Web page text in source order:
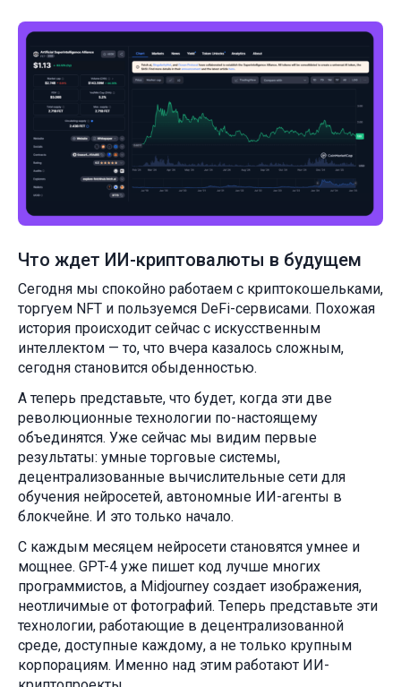
Что ждет ИИ-криптовалюты в будущем
Сегодня мы спокойно работаем с криптокошельками,
торгуем NFT и пользуемся DeFi-сервисами. Похожая
история происходит сейчас с искусственным
интеллектом — то, что вчера казалось сложным,
сегодня становится обыденностью.
А теперь представьте, что будет, когда эти две
революционные технологии по-настоящему
объединятся. Уже сейчас мы видим первые
результаты: умные торговые системы,
децентрализованные вычислительные сети для
обучения нейросетей, автономные ИИ-агенты в
блокчейне. И это только начало.
С каждым месяцем нейросети становятся умнее и
мощнее. GPT-4 уже пишет код лучше многих
программистов, а Midjourney создает изображения,
неотличимые от фотографий. Теперь представьте эти
технологии, работающие в децентрализованной
среде, доступные каждому, а не только крупным
корпорациям. Именно над этим работают ИИ-